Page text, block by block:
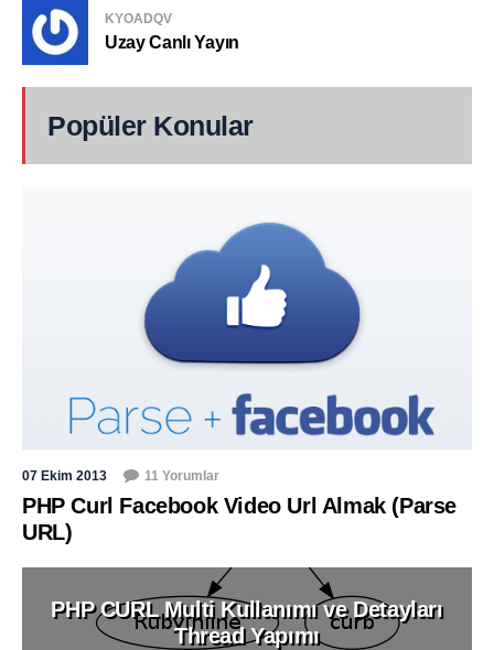
KYOADQV
Uzay Canlı Yayın
Popüler Konular
07 Ekim 2013 11 Yorumlar
PHP Curl Facebook Video Url Almak (Parse
URL)
PHP CURL Multi Kullanımı ve Detayları
Thread Yapımı